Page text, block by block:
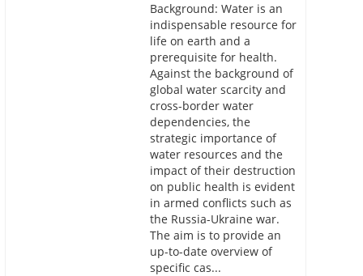
Background: Water is an
indispensable resource for
life on earth and a
prerequisite for health.
Against the background of
global water scarcity and
cross-border water
dependencies, the
strategic importance of
water resources and the
impact of their destruction
on public health is evident
in armed conflicts such as
the Russia-Ukraine war.
The aim is to provide an
up-to-date overview of
specific cas...